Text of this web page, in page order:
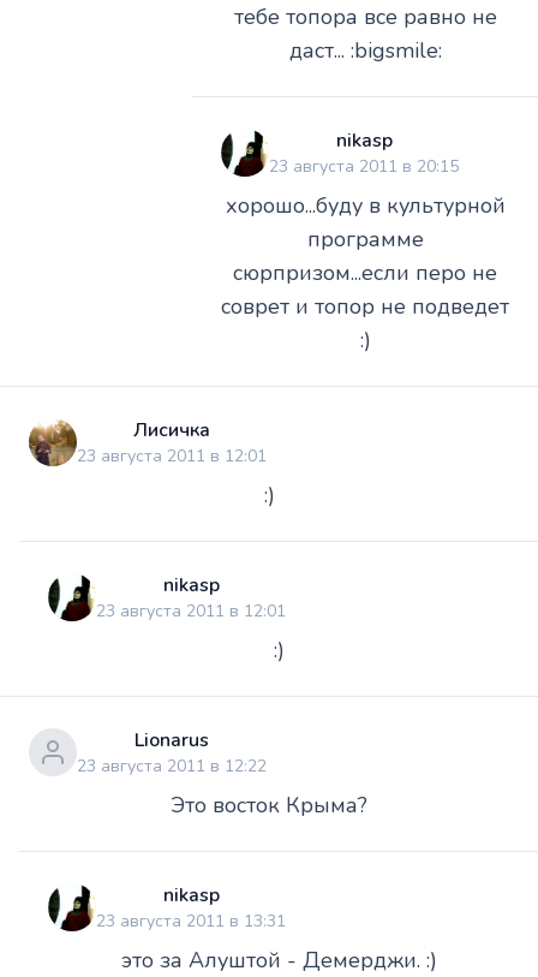
тебе топора все равно не
даст... :bigsmile:
nikasp
23 августа 2011 в 20:15
хорошо...буду в культурной
программе
сюрпризом...если перо не
соврет и топор не подведет
:)
Лисичка
23 августа 2011 в 12:01
:)
nikasp
23 августа 2011 в 12:01
:)
Lionarus
23 августа 2011 в 12:22
Это восток Крыма?
nikasp
23 августа 2011 в 13:31
это за Алуштой - Демерджи. :)